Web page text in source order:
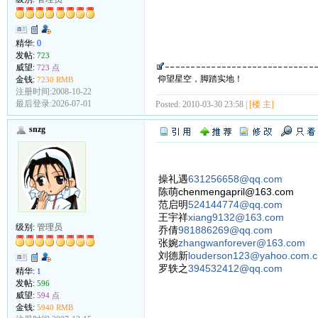
精华: 0
发帖: 723
威望: 723 点
金钱: 7230 RMB
注册时间:2008-10-22
最后登录:2026-07-01
仰望星空，脚踏实地！
Posted: 2010-03-30 23:58 | [楼 主]
snzg
级别: 管理员
精华: 1
发帖: 596
威望: 594 点
金钱: 5940 RMB
操礼遇631256658@qq.com
陈萌chenmengapril@163.com
范启明524144774@qq.com
王宇祥xiang9132@163.com
乔倩981886269@qq.com
张婉zhangwanforever@163.com
刘德新
罗轶之394532412@qq.com